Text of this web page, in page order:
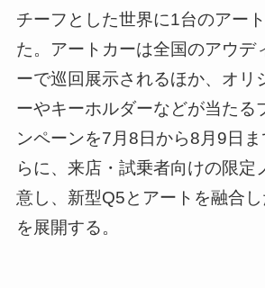
チーフとした世界に1台のアー
た。アートカーは全国のアウデ
ーで巡回展示されるほか、オリ
ーやキーホルダーなどが当たる
ンペーンを7月8日から8月9日ま
らに、来店・試乗者向けの限定
意し、新型Q5とアートを融合
を展開する。